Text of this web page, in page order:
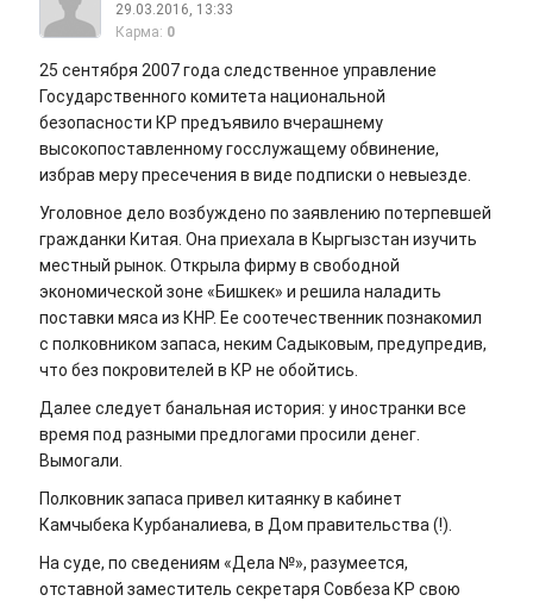
29.03.2016, 13:33
Карма: 0
25 сентября 2007 года следственное управление
Государственного комитета национальной
безопасности КР предъявило вчерашнему
высокопоставленному госслужащему обвинение,
избрав меру пресечения в виде подписки о невыезде.
Уголовное дело возбуждено по заявлению потерпевшей
гражданки Китая. Она приехала в Кыргызстан изучить
местный рынок. Открыла фирму в свободной
экономической зоне «Бишкек» и решила наладить
поставки мяса из КНР. Ее соотечественник познакомил
с полковником запаса, неким Садыковым, предупредив,
что без покровителей в КР не обойтись.
Далее следует банальная история: у иностранки все
время под разными предлогами просили денег.
Вымогали.
Полковник запаса привел китаянку в кабинет
Камчыбека Курбаналиева, в Дом правительства (!).
На суде, по сведениям «Дела №», разумеется,
отставной заместитель секретаря Совбеза КР свою